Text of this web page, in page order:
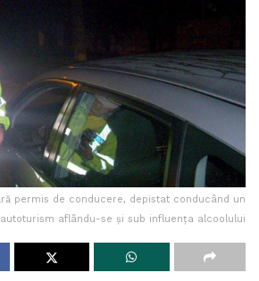
permis de conducere, depistat conducând un
autoturism aflându-se și sub influența alcoolului